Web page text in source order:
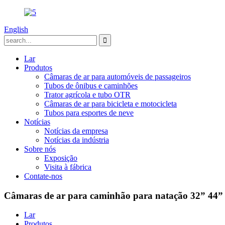
English
Lar
Produtos
Câmaras de ar para automóveis de passageiros
Tubos de ônibus e caminhões
Trator agrícola e tubo OTR
Câmaras de ar para bicicleta e motocicleta
Tubos para esportes de neve
Notícias
Notícias da empresa
Notícias da indústria
Sobre nós
Exposição
Visita à fábrica
Contate-nos
Câmaras de ar para caminhão para natação 32” 44”
Lar